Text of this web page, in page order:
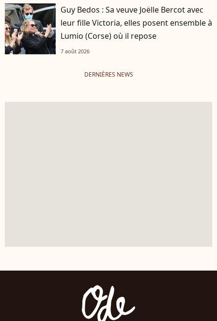
Guy Bedos : Sa veuve Joëlle Bercot avec
leur fille Victoria, elles posent ensemble à
Lumio (Corse) où il repose
7 août 2026
DERNIÈRES NEWS